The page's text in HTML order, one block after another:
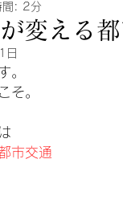
西武山口線
変える
間: 2分
日
。
そ。
市交通